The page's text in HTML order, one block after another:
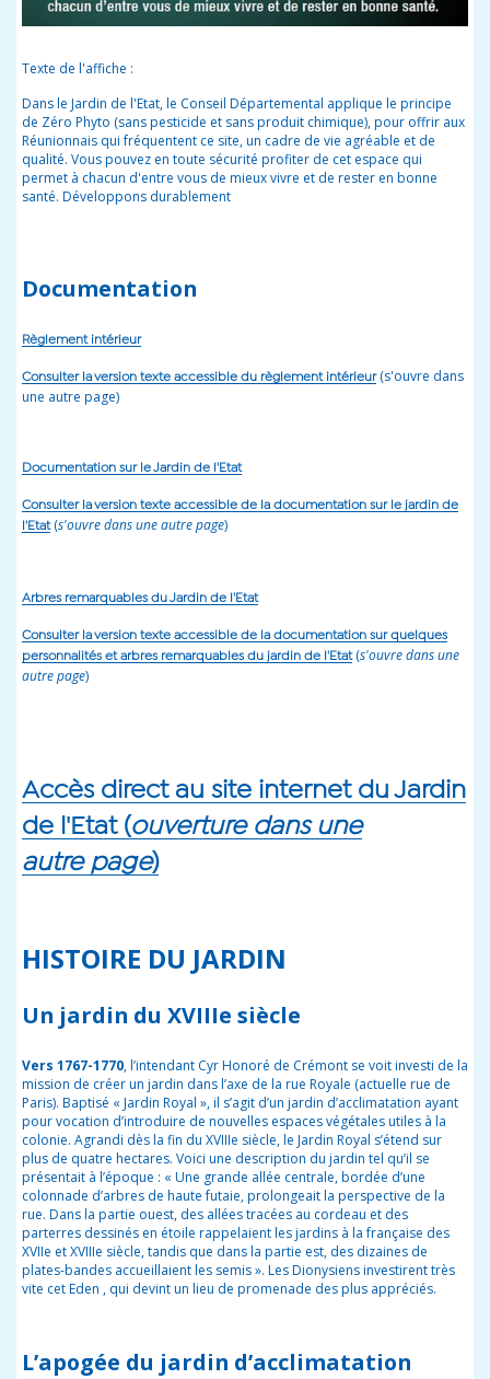
Texte de l'affiche :
Dans le Jardin de l'Etat, le Conseil Départemental applique le principe
de Zéro Phyto (sans pesticide et sans produit chimique), pour offrir aux
Réunionnais qui fréquentent ce site, un cadre de vie agréable et de
qualité. Vous pouvez en toute sécurité profiter de cet espace qui
permet à chacun d'entre vous de mieux vivre et de rester en bonne
santé. Développons durablement
Documentation
Règlement intérieur
Consulter la version texte accessible du règlement intérieur(s'ouvre dans
une autre page)
Documentation sur le Jardin de l'Etat
Consulter la version texte accessible de la documentation sur le jardin de
l'Etat(s'ouvre dans une autre page)
Arbres remarquables du Jardin de l'Etat
Consulter la version texte accessible de la documentation sur quelques
personnalités et arbres remarquables du jardin de l'Etat(s'ouvre dans une
autre page)
Accès direct au site internet du Jardin
de l'Etat (ouverture dans une
autre page)
HISTOIRE DU JARDIN
Un jardin du XVIIIe siècle
Vers 1767-1770, l’intendant Cyr Honoré de Crémont se voit investi de la
mission de créer un jardin dans l’axe de la rue Royale (actuelle rue de
Paris). Baptisé « Jardin Royal », il s’agit d’un jardin d’acclimatation ayant
pour vocation d’introduire de nouvelles espaces végétales utiles à la
colonie. Agrandi dès la fin du XVIIIe siècle, le Jardin Royal s’étend sur
plus de quatre hectares. Voici une description du jardin tel qu’il se
présentait à l’époque : « Une grande allée centrale, bordée d’une
colonnade d’arbres de haute futaie, prolongeait la perspective de la
rue. Dans la partie ouest, des allées tracées au cordeau et des
parterres dessinés en étoile rappelaient les jardins à la française des
XVIIe et XVIIIe siècle, tandis que dans la partie est, des dizaines de
plates-bandes accueillaient les semis ». Les Dionysiens investirent très
vite cet Eden , qui devint un lieu de promenade des plus appréciés.
L’apogée du jardin d’acclimatation